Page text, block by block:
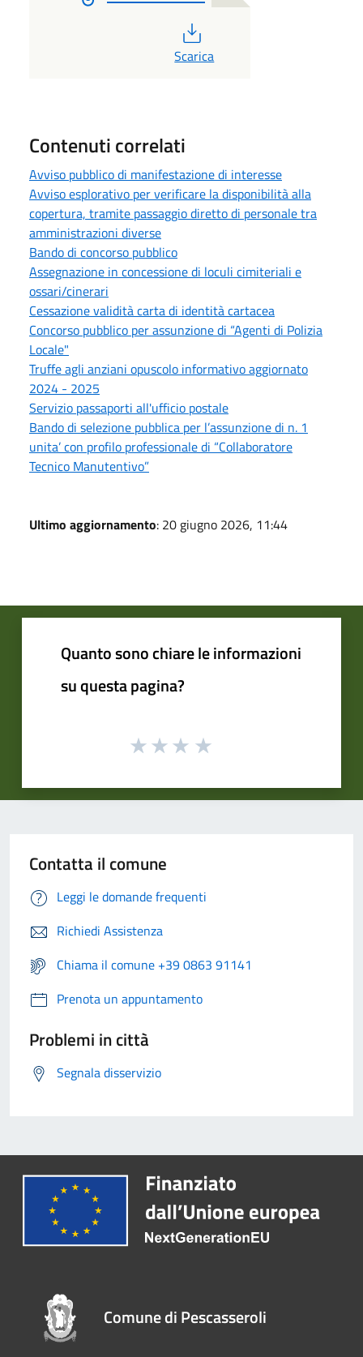
Scarica
Contenuti correlati
Avviso pubblico di manifestazione di interesse
Avviso esplorativo per verificare la disponibilità alla
copertura, tramite passaggio diretto di personale tra
amministrazioni diverse
Bando di concorso pubblico
Assegnazione in concessione di loculi cimiteriali e
ossari/cinerari
Cessazione validità carta di identità cartacea
Concorso pubblico per assunzione di “Agenti di Polizia
Locale"
Truffe agli anziani opuscolo informativo aggiornato
2024 - 2025
Servizio passaporti all'ufficio postale
Bando di selezione pubblica per l’assunzione di n. 1
unita’ con profilo professionale di “Collaboratore
Tecnico Manutentivo”
Ultimo aggiornamento: 20 giugno 2026, 11:44
Quanto sono chiare le informazioni
su questa pagina?
Contatta il comune
Leggi le domande frequenti
Richiedi Assistenza
Chiama il comune +39 0863 91141
Prenota un appuntamento
Problemi in città
Segnala disservizio
Comune di Pescasseroli